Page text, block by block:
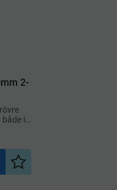
2-
i
Lägg till i önskelista